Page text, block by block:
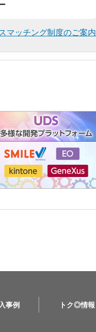
マッチング制度のご案内
事例 トク◎情報